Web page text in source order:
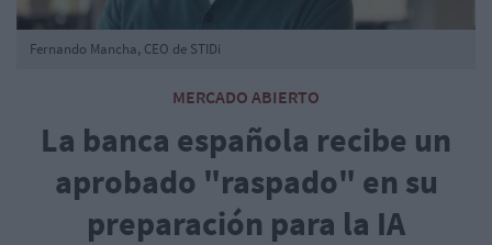
MERCADO ABIERTO
La banca española recibe un
aprobado "raspado" en su
preparación para la IA
Fernando Mancha, CEO de STIDi